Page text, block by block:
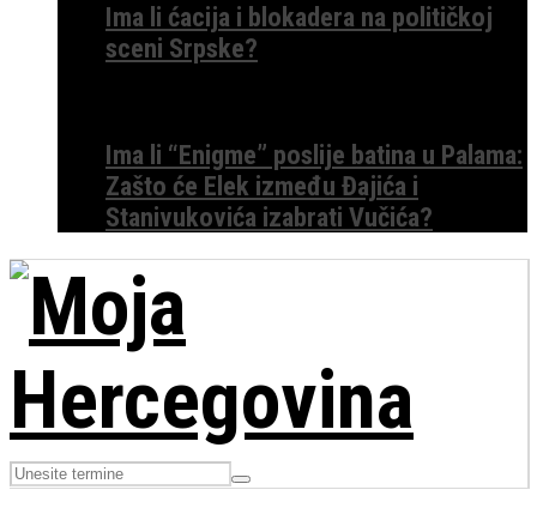
Ima li ćacija i blokadera na političkoj
sceni Srpske?
Ima li “Enigme” poslije batina u Palama:
Zašto će Elek između Đajića i
Stanivukovića izabrati Vučića?